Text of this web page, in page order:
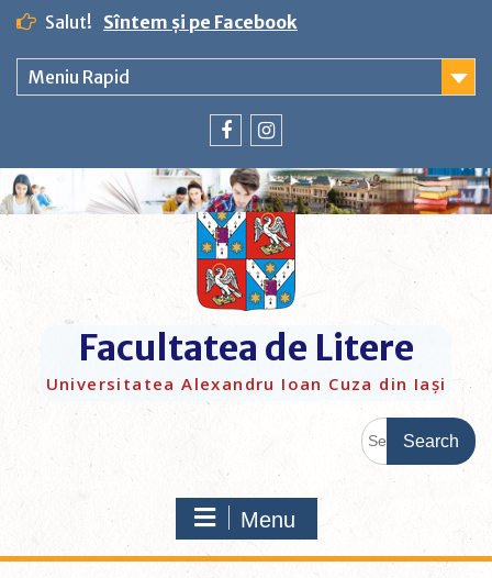
Salut! Sîntem și pe Facebook
Meniu Rapid
Facultatea de Litere
Universitatea Alexandru Ioan Cuza din Iași
Menu